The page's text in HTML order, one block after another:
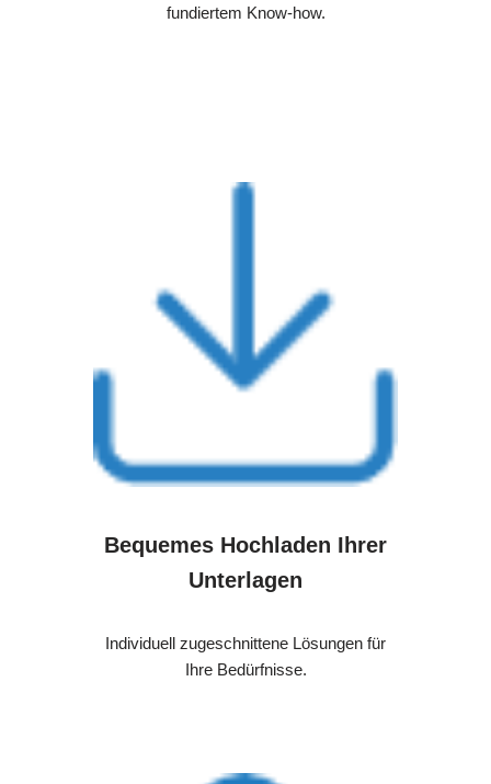
fundiertem Know-how.
Bequemes Hochladen Ihrer
Unterlagen
Individuell zugeschnittene Lösungen für
Ihre Bedürfnisse.